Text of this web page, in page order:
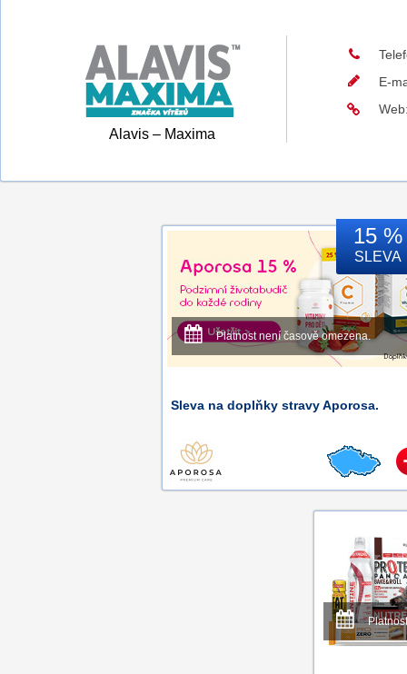
Alavis – Maxima
E-
15 %
SLEVA
Platnost není časově omezena.
Sleva na doplňky stravy Aporosa.